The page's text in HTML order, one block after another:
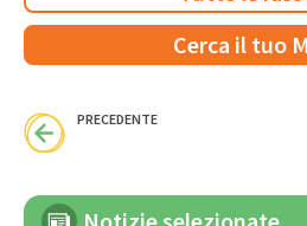
Cerca il tuo
PRECEDENTE